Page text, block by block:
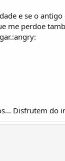
e se o
me perdoe
Disfrutem do